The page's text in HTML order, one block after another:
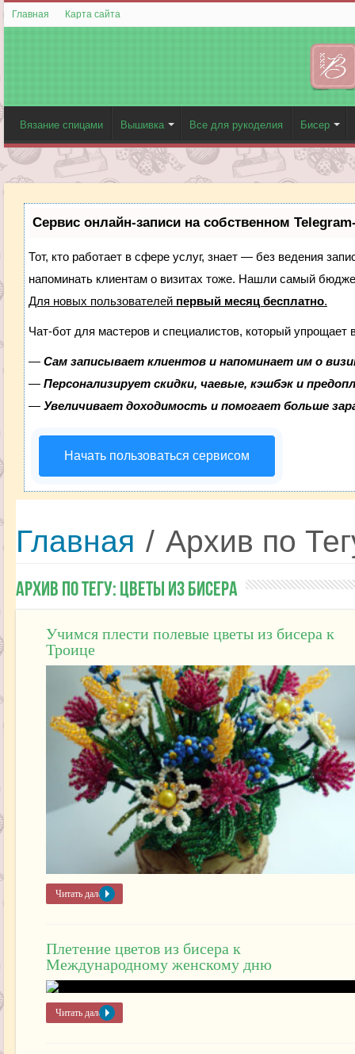
Главная Карта сайта
Вязание спицами Вышивка Все для рукоделия Бисер
Сервис онлайн-записи на собственном
Тот, кто работает в сфере услуг, знает — без ведения
напоминать клиентам о визитах тоже. Нашли самый
Для новых пользователей первый месяц бесплатно.
Чат-бот для мастеров и специалистов, который упрощает
— Сам записывает клиентов и напоминает им о
— Персонализирует скидки, чаевые, кэшбэк и
— Увеличивает доходимость и помогает больше
Начать пользоваться сервисом
Главная / Архив по
Архив по Тегу: Цветы из бисера
Учимся плести полевые цветы из бисера к
Троице
Читать далее »
Плетение цветов из бисера к
Международному женскому дню
Читать далее »